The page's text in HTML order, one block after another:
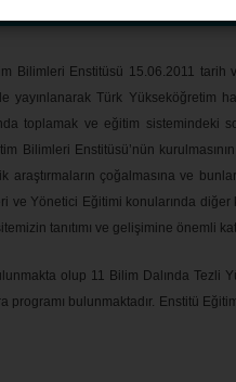
Bilimleri Enstitüsü 15.06.2011 tarih
yayınlanarak Türk Yükseköğretim
toplamak ve eğitim sistemindeki
Bilimleri Enstitüsü’nün
çoğalmasına ve
ve Yönetici Eğitimi konularında
tanıtımı ve gelişimine önemli
olup 11 Bilim Dalında Tezli
bulunmaktadır. Enstitü